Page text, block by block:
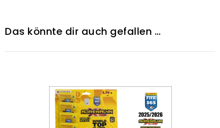
Das könnte dir auch gefallen …